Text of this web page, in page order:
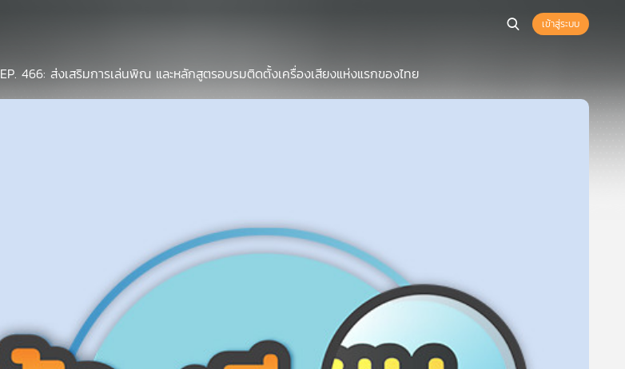
เข้าสู่ระบบ
EP. 466: ส่งเสริมการเล่นพิณ และหลักสูตรอบรมติดตั้งเครื่องเสียงแห่งแรกของไทย